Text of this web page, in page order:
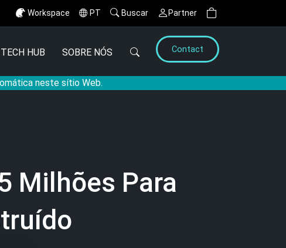
Workspace PT Buscar Partner
neste sítio Web.
TECH HUB SOBRE NÓS Contact
Milhões Para